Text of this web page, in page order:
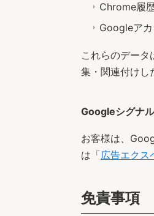
Chrome履
Googleア
これらのデー
集・関連付けし
Googleシグナ
お客様は、
は「広告エクス
免責事項